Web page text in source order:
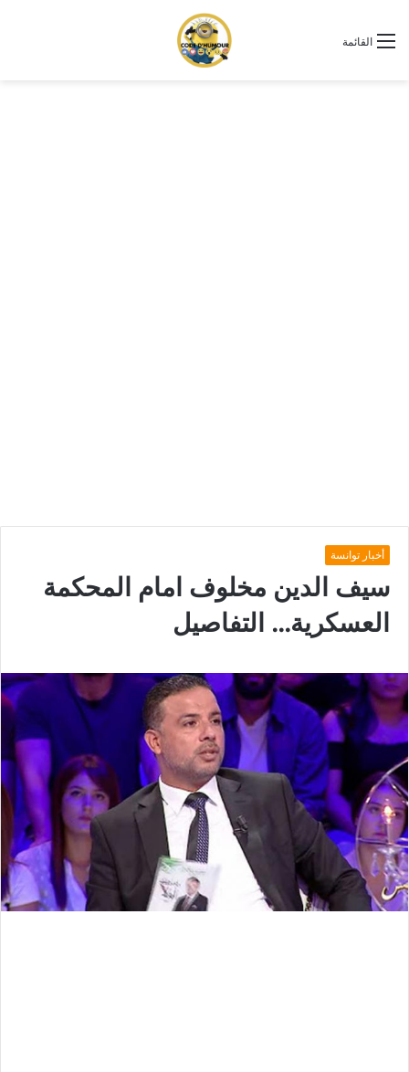
القائمة
أخبار توانسة
سيف الدين مخلوف امام المحكمة
العسكرية… التفاصيل